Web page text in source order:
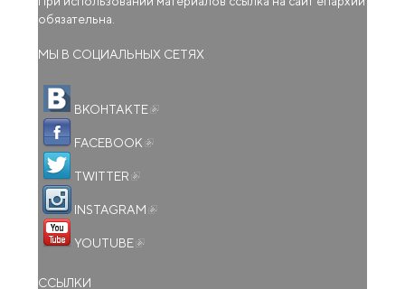
обязательна.
МЫ В СОЦИАЛЬНЫХ СЕТЯХ
ВКОНТАКТЕ
FACEBOOK
TWITTER
INSTAGRAM
YOUTUBE
ССЫЛКИ